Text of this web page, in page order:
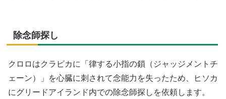
除念師探し
クロロはクラピカに「律する小指の鎖（ジャッジメントチ
ェーン）」を心臓に刺されて念能力を失ったため、ヒソカ
にグリードアイランド内での除念師探しを依頼します。